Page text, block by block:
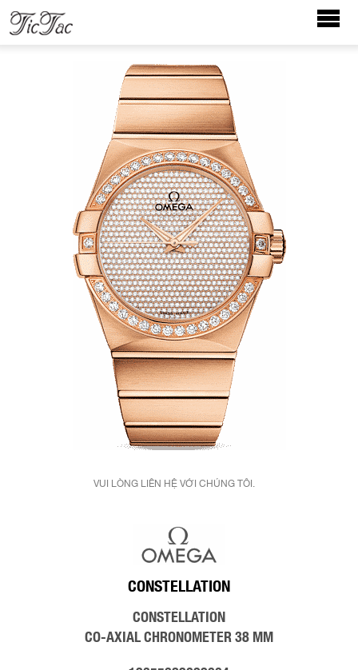
VUI LÒNG LIÊN HỆ VỚI CHÚNG TÔI.
CONSTELLATION
CONSTELLATION
CO-AXIAL CHRONOMETER 38 MM